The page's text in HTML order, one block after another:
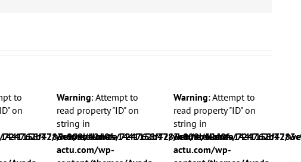
web/ardeche-
to
on
web/ardeche-
Warning: Attempt to
read property "ID" on
string in
/home/clients/724762b4783c909b42d0fa1441158f72/
actu.com/wp-
Warning: Attempt to
read property "ID" on
string in
/home/clients/
actu.com/wp-